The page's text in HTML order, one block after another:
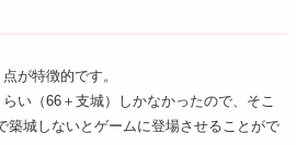
が特徴的です。
い（66＋支城）しかなかったので、そこ
築城しないとゲームに登場させることがで